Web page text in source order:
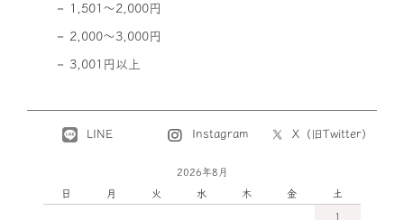
1,501～2,000円
2,000～3,000円
3,001円以上
LINE Instagram X（旧Twitter）
2026年8月
日 月 火 水 木 金 土
1